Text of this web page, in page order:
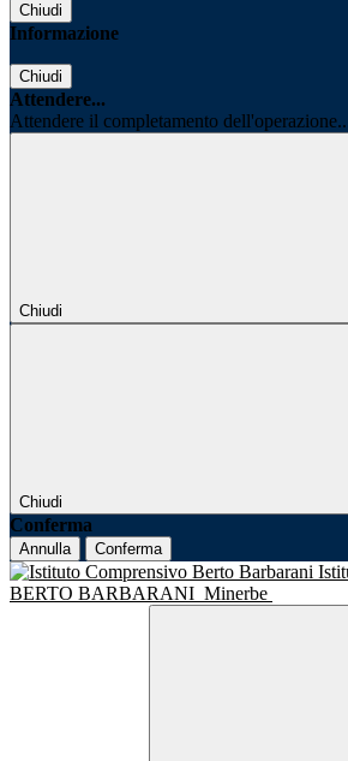
Chiudi
Informazione
Chiudi
Attendere...
Attendere il completamento
Chiudi
Chiudi
Conferma
Annulla Conferma
BERTO BARBARANI Minerbe